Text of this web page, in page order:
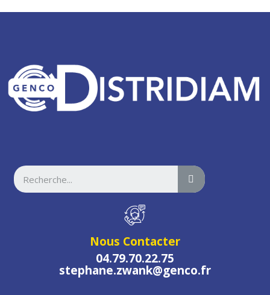
Nous Contacter
04.79.70.22.75
stephane.zwank@genco.fr